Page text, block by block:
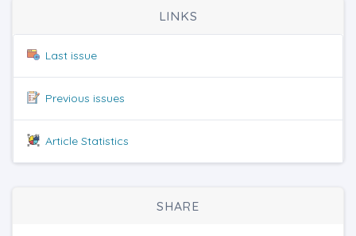
LINKS
Last issue
Previous issues
Article Statistics
SHARE